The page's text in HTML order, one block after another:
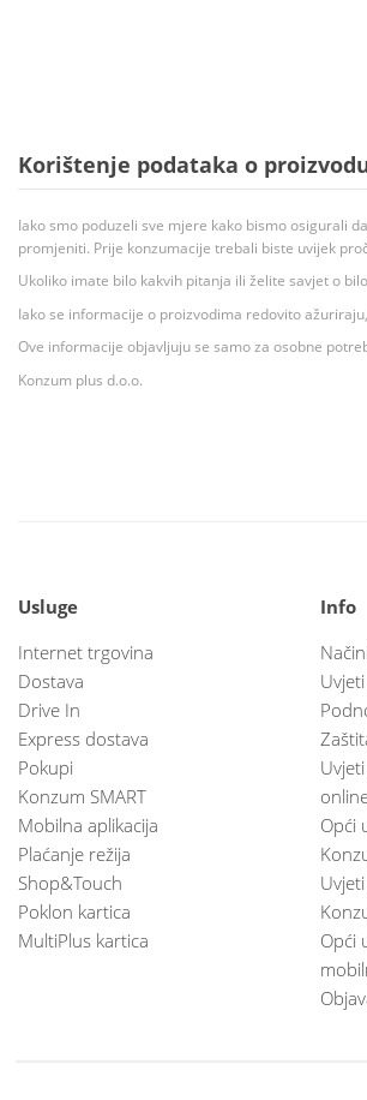
Korištenje podataka o
Iako smo poduzeli sve mjere kako bismo osigurali
promjeniti. Prije konzumacije trebali biste uvijek
Ukoliko imate bilo kakvih pitanja ili želite savjet o
Iako se informacije o proizvodima redovito
Ove informacije objavljuju se samo za osobne
Konzum plus d.o.o.
Usluge
Internet trgovina
Dostava
Drive In
Express dostava
Pokupi
Konzum SMART
Mobilna aplikacija
Plaćanje režija
Shop&Touch
Poklon kartica
MultiPlus kartica
Info
Opći
Opći